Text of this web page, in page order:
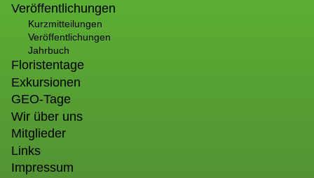
Veröffentlichungen
Kurzmitteilungen
Veröffentlichungen
Jahrbuch
Floristentage
Exkursionen
GEO-Tage
Wir über uns
Mitglieder
Links
Impressum